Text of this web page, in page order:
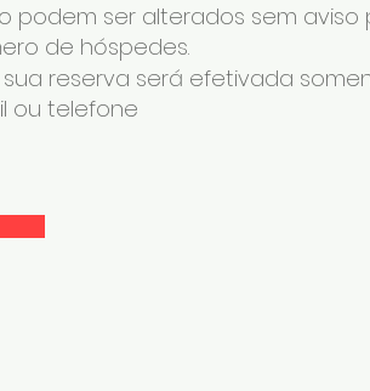
podem ser alterados sem aviso
de hóspedes.
reserva será efetivada
ou telefone​